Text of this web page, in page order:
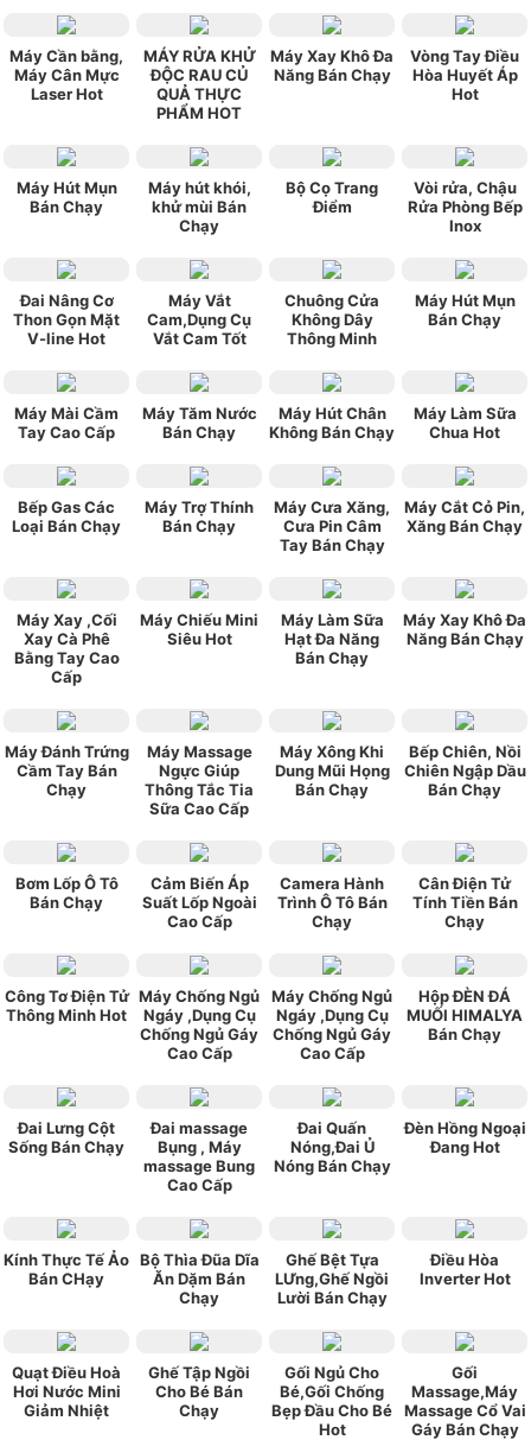
Máy Cần bằng,
Máy Cân Mực
Laser Hot
MÁY RỬA KHỬ
ĐỘC RAU CỦ
QUẢ THỰC
PHẨM HOT
Máy Xay Khô Đa
Năng Bán Chạy
Vòng Tay Điều
Hòa Huyết Áp
Hot
Máy Hút Mụn
Bán Chạy
Máy hút khói,
khử mùi Bán
Chạy
Bộ Cọ Trang
Điểm
Vòi rửa, Chậu
Rửa Phòng Bếp
Inox
Đai Nâng Cơ
Thon Gọn Mặt
V-line Hot
Máy Vắt
Cam,Dụng Cụ
Vắt Cam Tốt
Chuông Cửa
Không Dây
Thông Minh
Máy Hút Mụn
Bán Chạy
Máy Mài Cầm
Tay Cao Cấp
Máy Tăm Nước
Bán Chạy
Máy Hút Chân
Không Bán Chạy
Máy Làm Sữa
Chua Hot
Bếp Gas Các
Loại Bán Chạy
Máy Trợ Thính
Bán Chạy
Máy Cưa Xăng,
Cưa Pin Câm
Tay Bán Chạy
Máy Cắt Cỏ Pin,
Xăng Bán Chạy
Máy Xay ,Cối
Xay Cà Phê
Bằng Tay Cao
Cấp
Máy Chiếu Mini
Siêu Hot
Máy Làm Sữa
Hạt Đa Năng
Bán Chạy
Máy Xay Khô Đa
Năng Bán Chạy
Máy Đánh Trứng
Cầm Tay Bán
Chạy
Máy Massage
Ngực Giúp
Thông Tắc Tia
Sữa Cao Cấp
Máy Xông Khi
Dung Mũi Họng
Bán Chạy
Bếp Chiên, Nồi
Chiên Ngập Dầu
Bán Chạy
Bơm Lốp Ô Tô
Bán Chạy
Cảm Biến Áp
Suất Lốp Ngoài
Cao Cấp
Camera Hành
Trình Ô Tô Bán
Chạy
Cân Điện Tử
Tính Tiền Bán
Chạy
Công Tơ Điện Tử
Thông Minh Hot
Máy Chống Ngủ
Ngáy ,Dụng Cụ
Chống Ngủ Gáy
Cao Cấp
Máy Chống Ngủ
Ngáy ,Dụng Cụ
Chống Ngủ Gáy
Cao Cấp
Hộp ĐÈN ĐÁ
MUỐI HIMALYA
Bán Chạy
Đai Lưng Cột
Sống Bán Chạy
Đai massage
Bụng , Máy
massage Bung
Cao Cấp
Đai Quấn
Nóng,Đai Ủ
Nóng Bán Chạy
Đèn Hồng Ngoại
Đang Hot
Kính Thực Tế Ảo
Bán CHạy
Bộ Thìa Đũa Dĩa
Ăn Dặm Bán
Chạy
Ghế Bệt Tựa
LƯng,Ghế Ngồi
Lười Bán Chạy
Điều Hòa
Inverter Hot
Quạt Điều Hoà
Hơi Nước Mini
Giảm Nhiệt
Ghế Tập Ngồi
Cho Bé Bán
Chạy
Gối Ngủ Cho
Bé,Gối Chống
Bẹp Đầu Cho Bé
Hot
Gối
Massage,Máy
Massage Cổ Vai
Gáy Bán Chạy